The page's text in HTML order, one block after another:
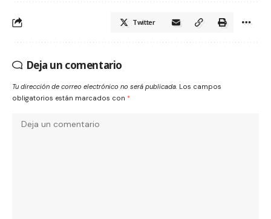
Twitter
Deja un comentario
Tu dirección de correo electrónico no será publicada. Los campos
obligatorios están marcados con *